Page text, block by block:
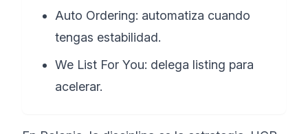
Auto Ordering: automatiza cuando
tengas estabilidad.
We List For You: delega listing para
acelerar.